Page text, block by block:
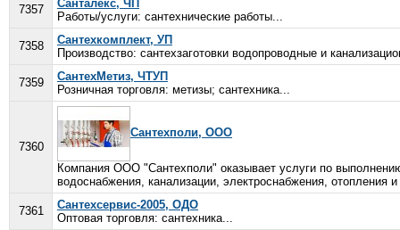
7357
Санталекс, ЧП
Работы/услуги: сантехнические работы...
7358
Сантехкомплект, УП
Производство: сантехзаготовки водопроводные и
7359
СантехМетиз, ЧТУП
Розничная торговля: метизы; сантехника...
7360
Сантехполи, ООО
Компания ООО "Сантехполи" оказывает услуги по
водоснабжения, канализации, электроснабжения,
7361
Сантехсервис-2005, ОДО
Оптовая торговля: сантехника...